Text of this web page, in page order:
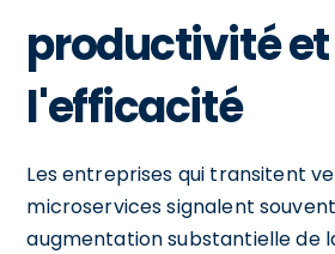
productivité
l'efficacité
Les entreprises qui transitent
microservices signalent
augmentation substantielle de